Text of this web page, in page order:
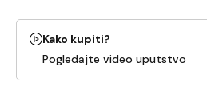
Kako kupiti?
Pogledajte video uputstvo